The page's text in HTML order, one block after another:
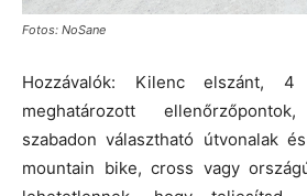
Fotos: NoSane
Hozzávalók: Kilenc elszánt, 4
meghatározott
szabadon választható útvonalak
mountain bike, cross vagy